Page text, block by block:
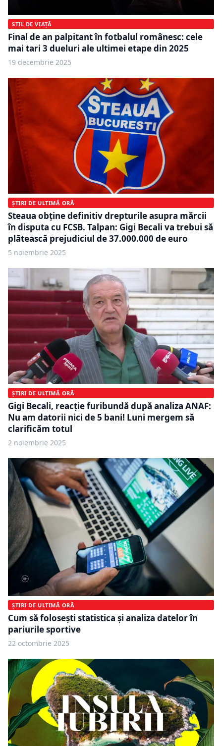
STIL DE VIAȚĂ
Final de an palpitant în fotbalul românesc: cele
mai tari 3 dueluri ale ultimei etape din 2025
19 decembrie 2025
ȘTIRI DE ULTIMĂ ORĂ
Steaua obține definitiv drepturile asupra mărcii
în disputa cu FCSB. Talpan: Gigi Becali va trebui să
plătească prejudiciul de 37.000.000 de euro
5 noiembrie 2025
ȘTIRI DE ULTIMĂ ORĂ
Gigi Becali, reacție furibundă după analiza ANAF:
Nu am datorii nici de 5 bani! Luni mergem să
clarificăm totul
2 noiembrie 2025
ȘTIRI DE ULTIMĂ ORĂ
Cum să folosești statistica și analiza datelor în
pariurile sportive
22 octombrie 2025